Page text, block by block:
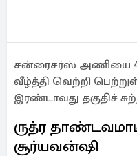
சன்ரைசர்ஸ் அணியை
வீழ்த்தி வெற்றி
இரண்டாவது தகுதிச்
ருத்ர
சூர்யவன்ஷி